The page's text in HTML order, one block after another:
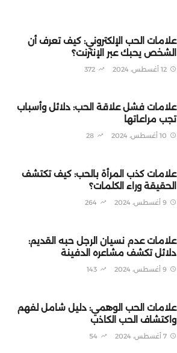
علامات الحب الإلكتروني: كيف تعرف أن
الشخص يحبك عبر الإنترنت؟
12 أغسطس، 2024 372
علامات فشل علاقة الحب: دلائل وأسباب
تجب مراعاتها
10 أغسطس، 2024 28
علامات كذب المرأة بالحب: كيف تكتشف
الحقيقة وراء الكلمات؟
9 أغسطس، 2024 264
علامات عدم نسيان الرجل حبه القديم:
دلائل تكشف مشاعره الدفينة
9 أغسطس، 2024 143
علامات الحب الوهمي: دليل شامل لفهم
واكتشاف الحب الكاذب
7 أغسطس، 2024 54